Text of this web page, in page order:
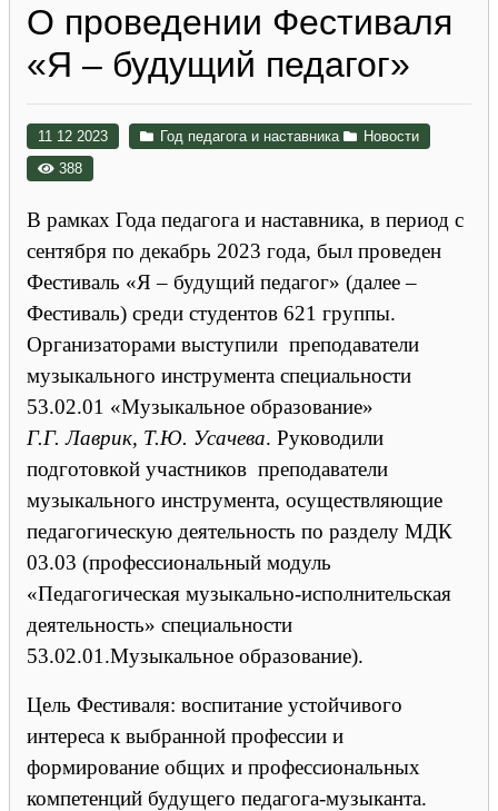
О проведении Фестиваля
«Я – будущий педагог»
11 12 2023 Год педагога и наставника
Новости
388
В рамках Года педагога и наставника, в период с
сентября по декабрь 2023 года, был проведен
Фестиваль «Я – будущий педагог» (далее –
Фестиваль) среди студентов 621 группы.
Организаторами выступили преподаватели
музыкального инструмента специальности
53.02.01 «Музыкальное образование»
Г.Г. Лаврик, Т.Ю. Усачева. Руководили
подготовкой участников преподаватели
музыкального инструмента, осуществляющие
педагогическую деятельность по разделу МДК
03.03 (профессиональный модуль
«Педагогическая музыкально-исполнительская
деятельность» специальности
53.02.01.Музыкальное образование).
Цель Фестиваля: воспитание устойчивого
интереса к выбранной профессии и
формирование общих и профессиональных
компетенций будущего педагога-музыканта.